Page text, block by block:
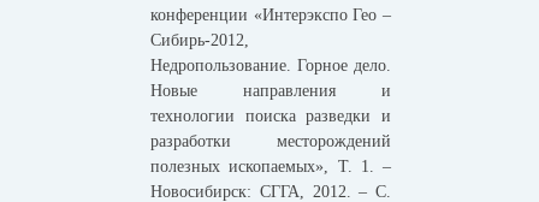
конференции «Интерэкспо Гео –
Сибирь-2012,
Недропользование. Горное дело.
Новые направления и
технологии поиска разведки и
разработки месторождений
полезных ископаемых», Т. 1. –
Новосибирск: СГГА, 2012. – С.